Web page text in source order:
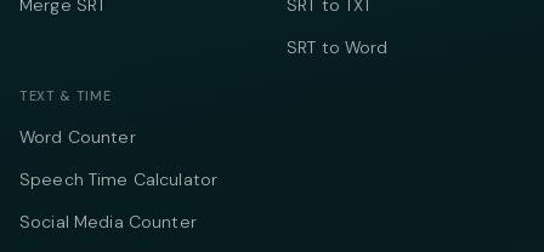
Merge SRT
SRT to TXT
SRT to Word
TEXT & TIME
Word Counter
Speech Time Calculator
Social Media Counter